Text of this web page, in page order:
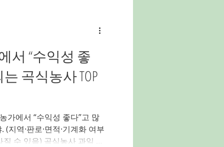
홍대유흥업소알바
서 “수익성 좋
곡식농사 TOP
가에서 “수익성 좋다”고 많
지역·판로·면적·기계화 여부
수 있음) 곡식농사 과일 채